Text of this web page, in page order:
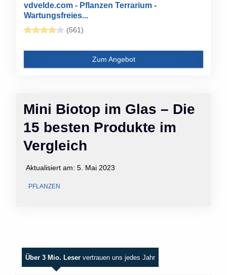
Mini Biotop im Glas – Die
15 besten Produkte im
Vergleich
Aktualisiert am: 5. Mai 2023
PFLANZEN
vdvelde.com - Pflanzen Terrarium -
Wartungsfreies...
(561)
Zum Angebot
Über 3 Mio. Leser vertrauen uns jedes Jahr